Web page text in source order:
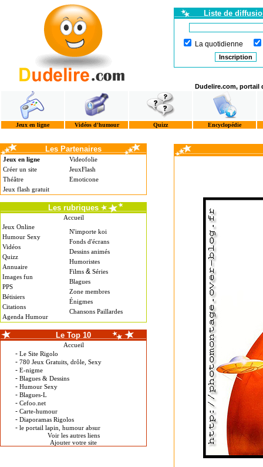
Liste de
La quotidienne
Dudelire.com, portail
Jeux en ligne Vidéos d'humour Quizz Encyclopédie
Les Partenaires
Jeux en ligne
Créer un site
Théâtre
Jeux flash gratuit
Videofolie
JeuxFlash
Emoticone
Les rubriques
Accueil
Jeux Online
Humour Sexy
Vidéos
Quizz
Annuaire
Images fun
PPS
Bétisiers
Citations
Agenda Humour
N'importe koi
Fonds d'écrans
Dessins animés
Humoristes
Films & Séries
Blagues
Zone membres
Énigmes
Chansons Paillardes
Le Top 10
Accueil
- Le Site Rigolo
- 780 Jeux Gratuits, drôle, Sexy
- E-nigme
- Blagues & Dessins
- Humour Sexy
- Blagues-L
- Cefoo.net
- Carte-humour
- Diaporamas Rigolos
- le portail lapin, humour absur
Voir les autres liens
Ajouter votre site